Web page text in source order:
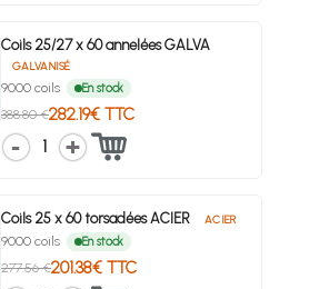
Coils 25/27 x 60 annelées GALVA
GALVANISÉ
9000 coils En stock
388.80 €282.19€ TTC
1
Coils 25 x 60 torsadées ACIER ACIER
9000 coils En stock
277.56 €201.38€ TTC